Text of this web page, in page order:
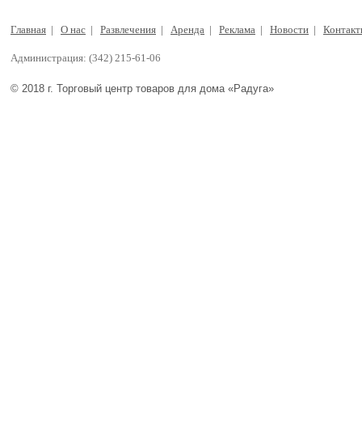
Администрация: (342) 215-61-06
© 2018 г. Торговый центр товаров для дома «Радуга»
Главная | О нас | Развлечения | Аренда | Реклама | Новости |